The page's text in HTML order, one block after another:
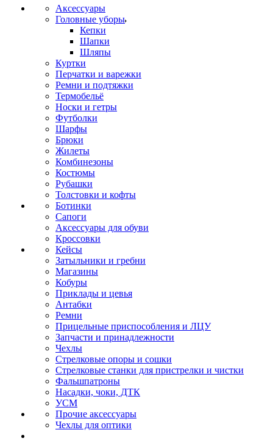
Аксессуары
Головные уборы
Кепки
Шапки
Шляпы
Куртки
Перчатки и варежки
Ремни и подтяжки
Термобельё
Носки и гетры
Футболки
Шарфы
Брюки
Жилеты
Комбинезоны
Костюмы
Рубашки
Толстовки и кофты
Ботинки
Сапоги
Аксессуары для обуви
Кроссовки
Кейсы
Затыльники и гребни
Магазины
Кобуры
Приклады и цевья
Антабки
Ремни
Прицельные приспособления и ЛЦУ
Запчасти и принадлежности
Чехлы
Стрелковые опоры и сошки
Стрелковые станки для пристрелки и чистки
Фальшпатроны
Насадки, чоки, ДТК
УСМ
Прочие аксессуары
Чехлы для оптики